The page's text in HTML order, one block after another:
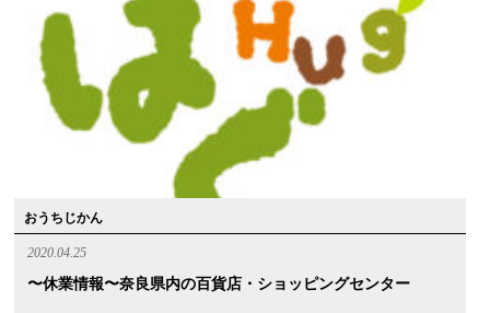
おうちじかん
2020.04.25
〜休業情報〜奈良県内の百貨店・ショッピングセンター